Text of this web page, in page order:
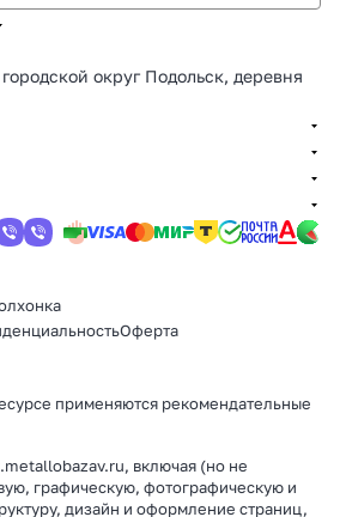
округ Подольск, деревня
Оферта
применяются рекомендательные
включая (но не
графическую, фотографическую и
дизайн и оформление страниц,